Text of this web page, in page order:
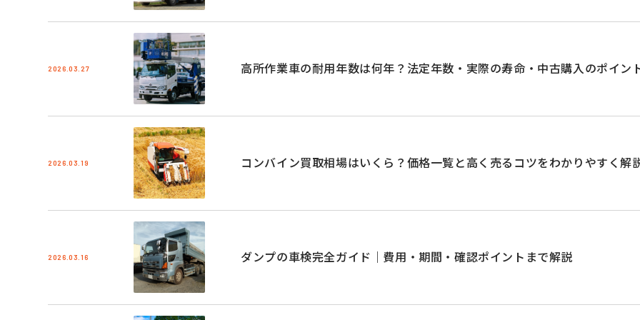
2026.03.27 高所作業車の耐用年数は何年？法定年数・実際の寿命・中古購入のポイン
2026.03.19 コンバイン買取相場はいくら？価格一覧と高く売るコツをわかりやすく解
2026.03.16 ダンプの車検完全ガイド｜費用・期間・確認ポイントまで解説